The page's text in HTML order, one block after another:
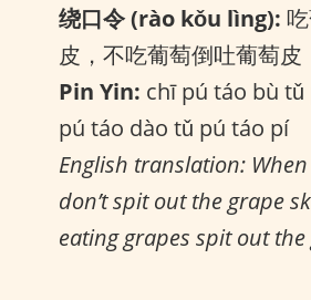
绕口令 (rào kǒu lìng):
皮，不吃葡萄倒吐葡萄皮
Pin Yin: chī pú táo bù
pú táo dào tǔ pú táo pí
English translation:
don’t spit out the grape
eating grapes spit out